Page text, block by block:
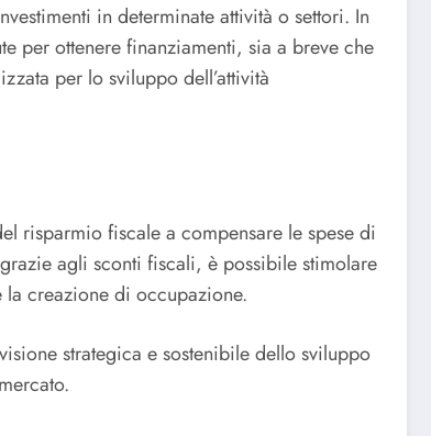
in determinate attività o settori. In
per ottenere finanziamenti, sia a breve che
per lo sviluppo dell’attività
risparmio fiscale a compensare le spese di
agli sconti fiscali, è possibile stimolare
creazione di occupazione.
strategica e sostenibile dello sviluppo